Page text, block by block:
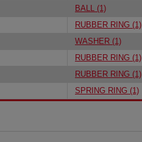
BALL (1)
RUBBER RING (1)
WASHER (1)
RUBBER RING (1)
RUBBER RING (1)
SPRING RING (1)